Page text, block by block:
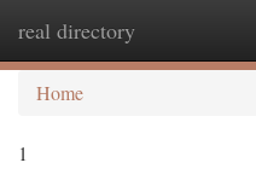
real directory
Home
1